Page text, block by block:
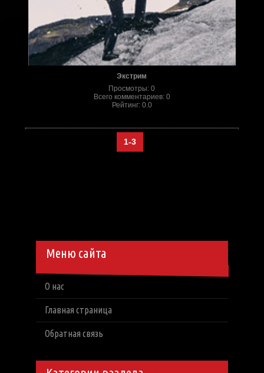
Экстрим
Просмотры:0
Всего комментариев: 0
Рейтинг: 0.0
1-3
Меню сайта
О нас
Главная страница
Обратная связь